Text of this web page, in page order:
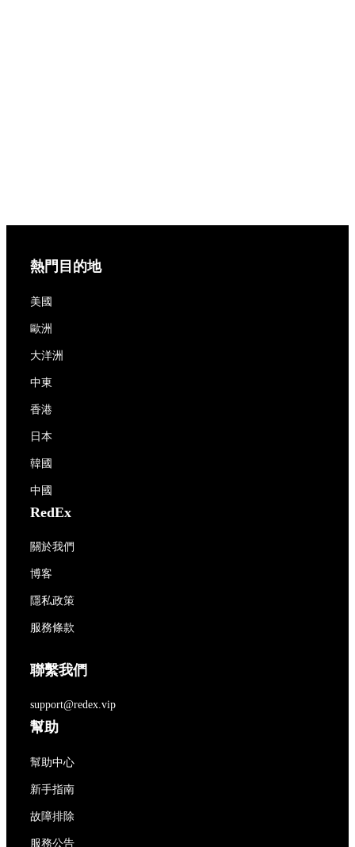
熱門目的地
美國
歐洲
大洋洲
中東
香港
日本
韓國
中國
RedEx
關於我們
博客
隱私政策
服務條款
聯繫我們
support@redex.vip
幫助
幫助中心
新手指南
故障排除
服務公告